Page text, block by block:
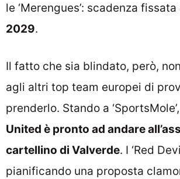
le ‘Merengues’: scadenza fissata
2029.
Il fatto che sia blindato, però,
agli altri top team europei di
prenderlo. Stando a
United è pronto ad andare
cartellino di Valverde. I ‘Red
pianificando una proposta